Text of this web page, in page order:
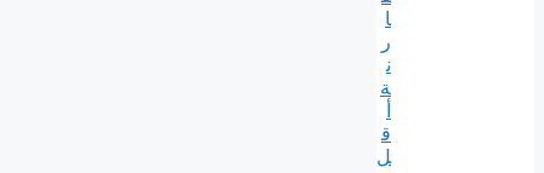
ا
ر
ن
ة
ق
ل